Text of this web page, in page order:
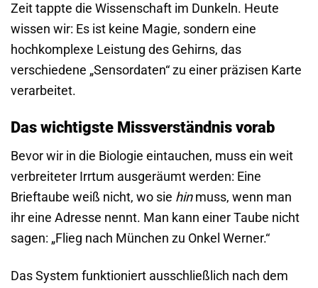
Zeit tappte die Wissenschaft im Dunkeln. Heute
wissen wir: Es ist keine Magie, sondern eine
hochkomplexe Leistung des Gehirns, das
verschiedene „Sensordaten“ zu einer präzisen Karte
verarbeitet.
Das wichtigste Missverständnis vorab
Bevor wir in die Biologie eintauchen, muss ein weit
verbreiteter Irrtum ausgeräumt werden: Eine
Brieftaube weiß nicht, wo sie hinmuss, wenn man
ihr eine Adresse nennt. Man kann einer Taube nicht
sagen: „Flieg nach München zu Onkel Werner.“
Das System funktioniert ausschließlich nach dem